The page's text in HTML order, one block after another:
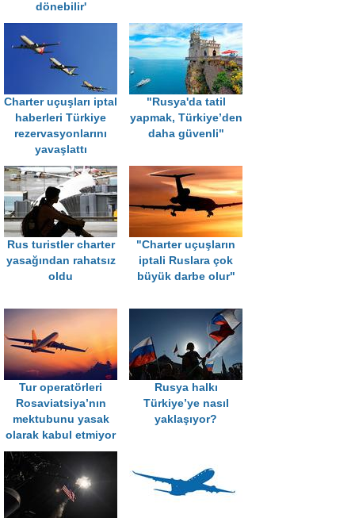
dönebilir'
Charter uçuşları iptal
haberleri Türkiye
rezervasyonlarını
yavaşlattı
"Rusya'da tatil
yapmak, Türkiye’den
daha güvenli"
Rus turistler charter
yasağından rahatsız
oldu
"Charter uçuşların
iptali Ruslara çok
büyük darbe olur"
Tur operatörleri
Rosaviatsiya’nın
mektubunu yasak
olarak kabul etmiyor
Rusya halkı
Türkiye’ye nasıl
yaklaşıyor?